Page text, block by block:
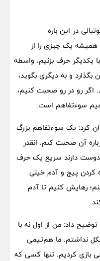
در این باره
یک چیزی را از
یکدیگر حرف بزنیم. واسطه
و به دیگری بگوید،
رو در رو صحبت کنیم،
سوءتفاهم است.
کرد: یک سوءتفاهم بزرگ
آن صحبت کنم. انقدر
دوست دارند سریع یک حرف
کردن پیج و آدم خیلی
رهایش کنیم تا آدم
داد: من از اول نه با
نداشتم. ما هم‌تیمی
ملی بازی کردیم. تنها کسی که